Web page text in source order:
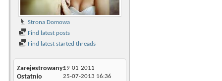
Strona Domowa
Find latest posts
Find latest started threads
Zarejestrowany19-01-2011
Ostatnio
25-07-2013 16:36